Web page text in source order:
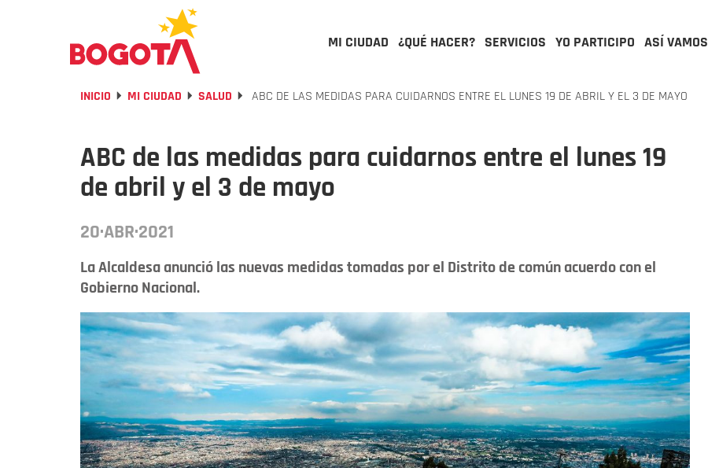
MI CIUDAD ¿QUÉ HACER? SERVICIOS YO PARTICIPO ASÍ VAMOS
INICIO MI CIUDAD SALUD ABC DE LAS MEDIDAS PARA CUIDARNOS ENTRE EL LUNES 19 DE ABRIL Y EL 3 DE MAYO
ABC de las medidas para cuidarnos entre el lunes 19
de abril y el 3 de mayo
20·ABR·2021
La Alcaldesa anunció las nuevas medidas tomadas por el Distrito de común acuerdo con el
Gobierno Nacional.